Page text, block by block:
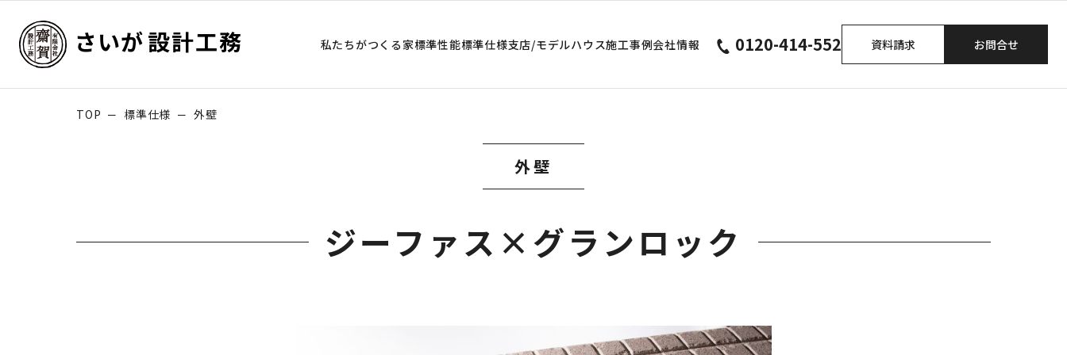
さいが設計工務 私たちがつくる家標準性能標準仕様支店/モデルハウス施工事例会社情報 0120-414-552 資料請求 お問合せ
TOP ー 標準仕様 ー 外壁
外壁
ジーファス×グランロック